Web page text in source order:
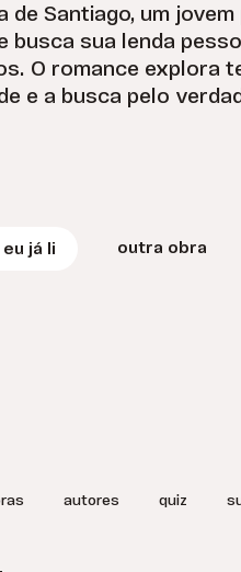
de Santiago, um
busca sua lenda
O romance explora
e a busca pelo
eu já li outra obra
autores quiz